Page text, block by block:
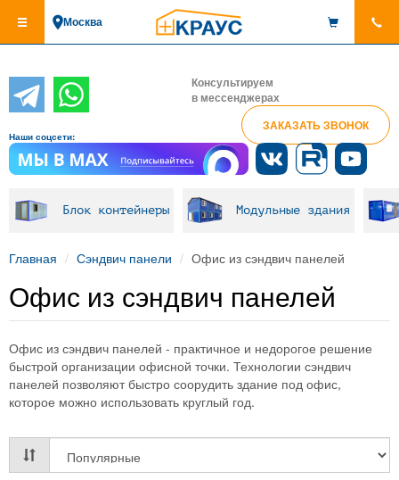
основному
Москва
Консультируем
в мессенджерах
ЗАКАЗАТЬ ЗВОНОК
Наши соцсети:
Блок контейнеры Модульные здания
Главная Сэндвич панели Офис из сэндвич панелей
Офис из сэндвич панелей
Офис из сэндвич панелей - практичное и недорогое решение
быстрой организации офисной точки. Технологии сэндвич
панелей позволяют быстро соорудить здание под офис,
которое можно использовать круглый год.